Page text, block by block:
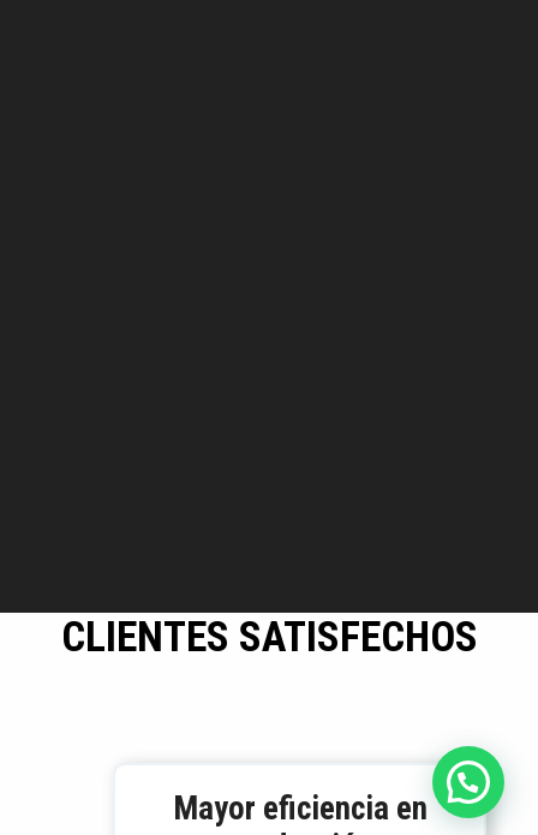
CLIENTES SATISFECHOS
Mayor eficiencia en